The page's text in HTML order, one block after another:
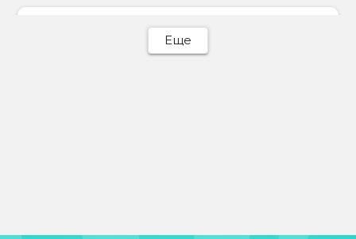
Ева Батурина
Еще